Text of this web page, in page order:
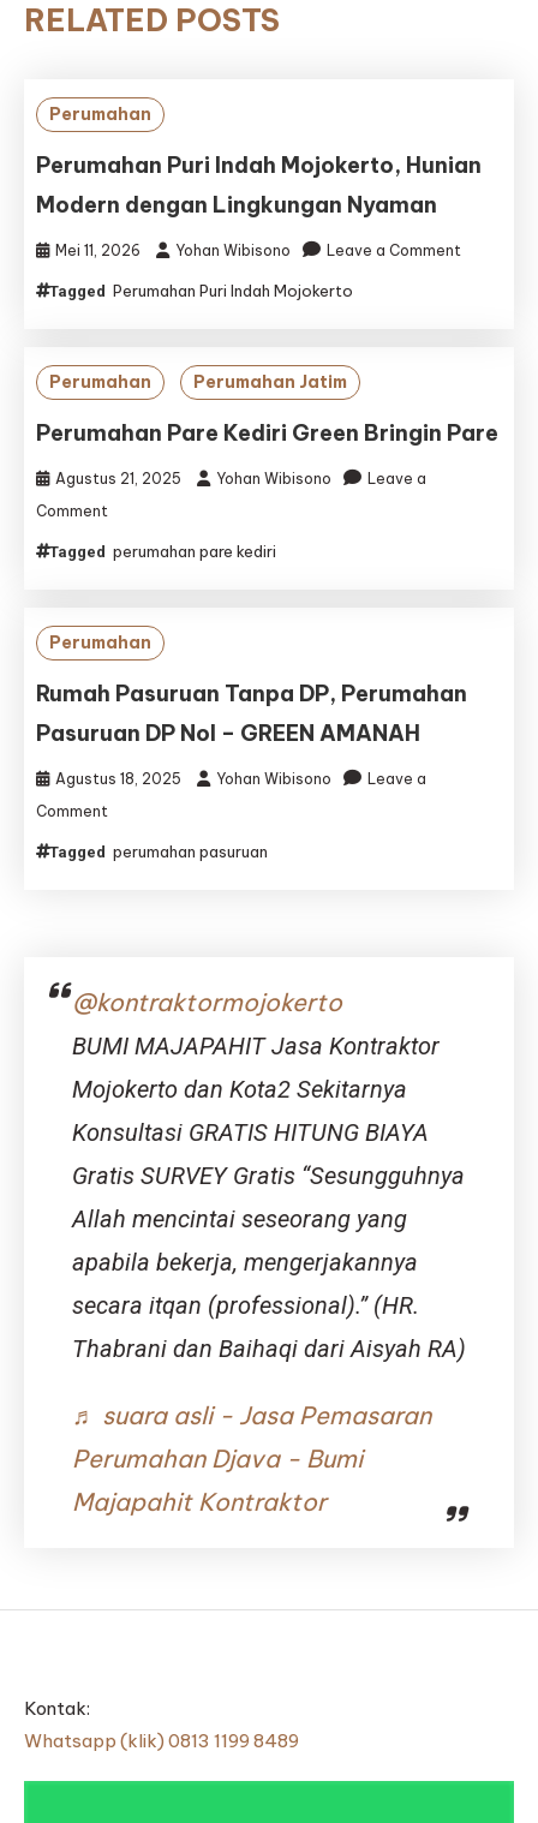
RELATED POSTS
Perumahan
Perumahan Puri Indah Mojokerto, Hunian
Modern dengan Lingkungan Nyaman
Mei 11, 2026 Yohan Wibisono Leave a Comment
Tagged Perumahan Puri Indah Mojokerto
Perumahan Perumahan Jatim
Perumahan Pare Kediri Green Bringin Pare
Agustus 21, 2025 Yohan Wibisono
Leave a
Comment
Pare
Bringin
Pare
Tagged perumahan pare kediri
Perumahan
Rumah Pasuruan Tanpa DP, Perumahan
Pasuruan DP Nol – GREEN AMANAH
Agustus 18, 2025 Yohan Wibisono
Leave a
Comment
Pasuruan
Nol
GREEN
AMANAH
Tagged perumahan pasuruan
@kontraktormojokerto
BUMI MAJAPAHIT Jasa Kontraktor
Mojokerto dan Kota2 Sekitarnya
Konsultasi GRATIS HITUNG BIAYA
Gratis SURVEY Gratis “Sesungguhnya
Allah mencintai seseorang yang
apabila bekerja, mengerjakannya
secara itqan (professional).” (HR.
Thabrani dan Baihaqi dari Aisyah RA)
♬ suara asli - Jasa Pemasaran
Perumahan Djava - Bumi
Majapahit Kontraktor
Kontak:
Whatsapp (klik) 0813 1199 8489